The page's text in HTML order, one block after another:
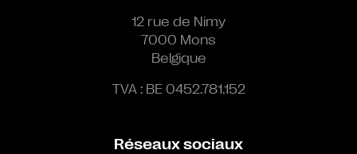
12 rue de Nimy
7000 Mons
Belgique
TVA : BE 0452.781.152
Réseaux sociaux